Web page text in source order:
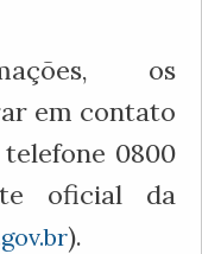
os
em contato
0800
oficial da
).